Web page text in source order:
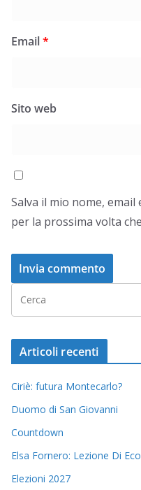
Email*
Sito web
Salva il mio nome,
per la prossima volta
Articoli recenti
Ciriè: futura Montecarlo?
Duomo di San Giovanni
Countdown
Elsa Fornero: Lezione Di
Elezioni 2027